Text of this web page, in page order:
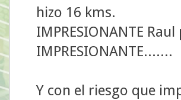
hizo 16 kms.
IMPRESIONANTE
IMPRESIONANTE.......
Y con el riesgo que